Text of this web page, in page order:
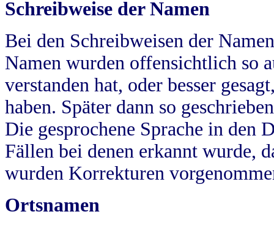
Schreibweise der Namen
Bei den Schreibweisen der
Namen wurden offensichtlich so
verstanden hat, oder besser
haben. Später dann so
Die gesprochene Sprache in
Fällen bei denen erkannt wurde,
wurden Korrekturen
Ortsnamen